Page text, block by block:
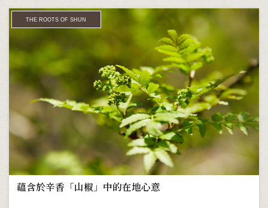
THE ROOTS OF SHUN
蘊含於辛香「山椒」中的在地心意